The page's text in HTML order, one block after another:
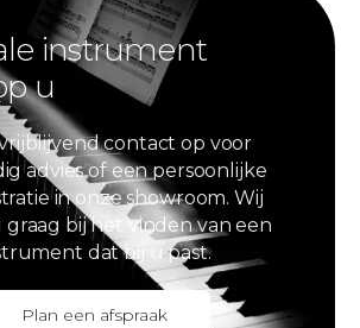
instrument
u
contact op voor
advies of een persoonlijke
in onze showroom. Wij
graag bij het vinden van een
dat bij u past.
Plan een afspraak